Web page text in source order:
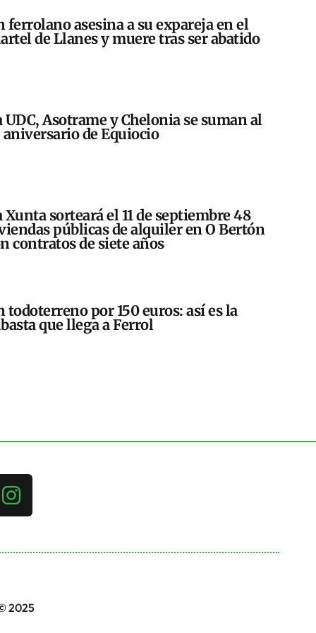
ferrolano asesina a su expareja en el
de Llanes y muere tras ser abatido
UDC, Asotrame y Chelonia se suman al
aniversario de Equiocio
Xunta sorteará el 11 de septiembre 48
públicas de alquiler en O Bertón
contratos de siete años
todoterreno por 150 euros: así es la
que llega a Ferrol
2025